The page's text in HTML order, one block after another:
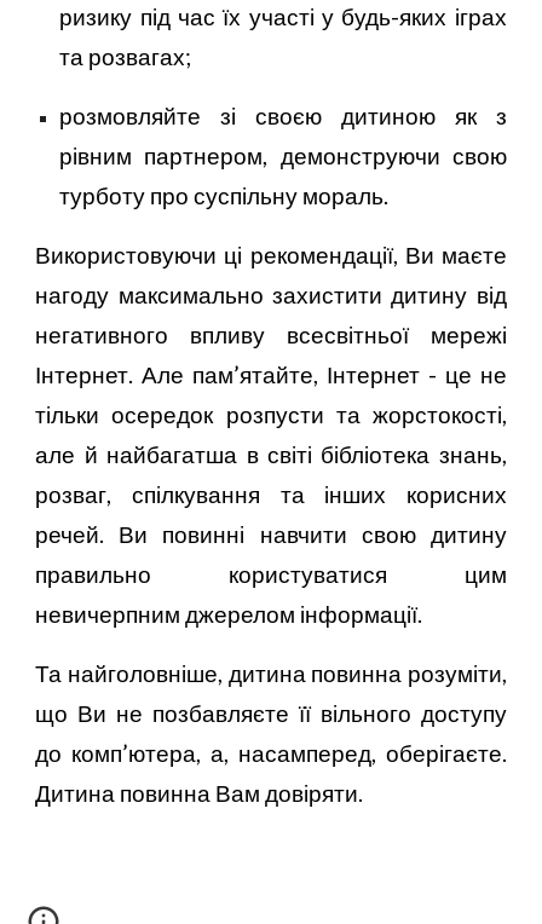
ризику під час їх участі у будь-яких іграх
та розвагах;
розмовляйте зі своєю дитиною як з
рівним партнером, демонструючи свою
турботу про суспільну мораль.
Використовуючи ці рекомендації, Ви маєте
нагоду максимально захистити дитину від
негативного впливу всесвітньої мережі
Інтернет. Але пам’ятайте, Інтернет - це не
тільки осередок розпусти та жорстокості,
але й найбагатша в світі бібліотека знань,
розваг, спілкування та інших корисних
речей. Ви повинні навчити свою дитину
правильно користуватися цим
невичерпним джерелом інформації.
Та найголовніше, дитина повинна розуміти,
що Ви не позбавляєте її вільного доступу
до комп’ютера, а, насамперед, оберігаєте.
Дитина повинна Вам довіряти.